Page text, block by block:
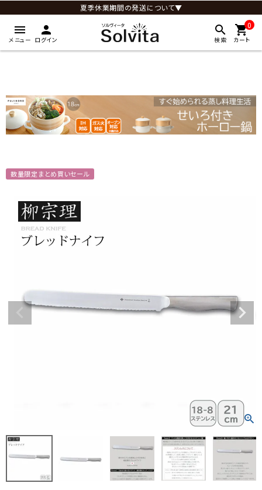
夏季休業期間の発送について▼
menu
メニュー
person
ログイン
search
検索
0
shopping_cart
カート
数量限定まとめ買いセール